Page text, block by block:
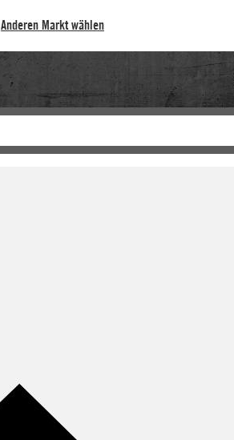
Anderen Markt wählen